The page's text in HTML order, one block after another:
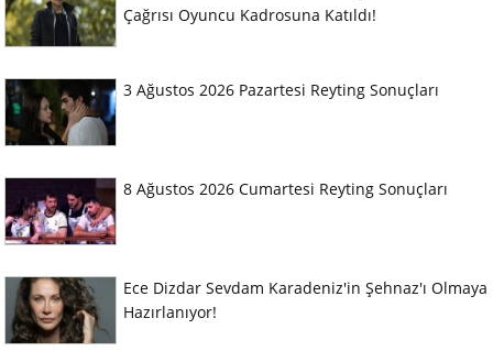
Çağrısı Oyuncu Kadrosuna Katıldı!
3 Ağustos 2026 Pazartesi Reyting Sonuçları
8 Ağustos 2026 Cumartesi Reyting Sonuçları
Ece Dizdar Sevdam Karadeniz'in Şehnaz'ı Olmaya
Hazırlanıyor!